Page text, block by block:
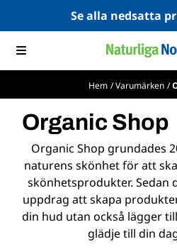
Hoppa till innehållSe alla nedsatta
Hem /Varumärken /
Organic Shop
Organic Shop grundades
naturens skönhet för att
skönhetsprodukter. Sedan
uppdrag att skapa
din hud utan också lägger
glädje till din